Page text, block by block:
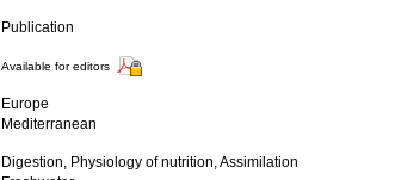
Publication
Available for editors
Europe
Mediterranean
Digestion, Physiology of nutrition, Assimilation